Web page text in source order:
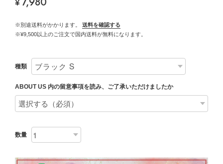
¥
※別途送料がかかります。
送料を確認する
※¥9,500以上のご注文で国内送料が無料になります。
種類
ABOUT US 内の留意事項を読み、ご了承いただけましたか
数量